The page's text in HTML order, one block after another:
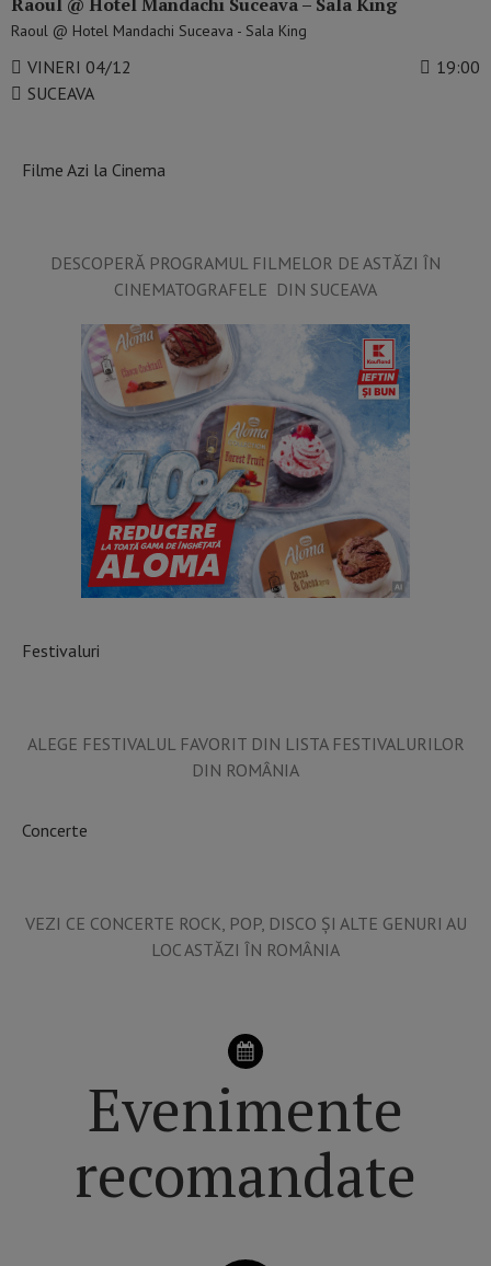
Raoul @ Hotel Mandachi Suceava - Sala King
VINERI 04/12
19:00
SUCEAVA
Filme Azi la Cinema
DESCOPERĂ PROGRAMUL FILMELOR DE ASTĂZI ÎN
CINEMATOGRAFELE DIN SUCEAVA
Festivaluri
ALEGE FESTIVALUL FAVORIT DIN LISTA FESTIVALURILOR
DIN ROMÂNIA
Concerte
VEZI CE CONCERTE ROCK, POP, DISCO ȘI ALTE GENURI AU
LOC ASTĂZI ÎN ROMÂNIA
Evenimente
recomandate